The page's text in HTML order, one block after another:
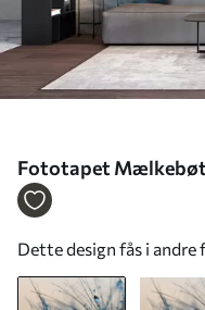
Fototapet
u57557
Dette design fås i andre